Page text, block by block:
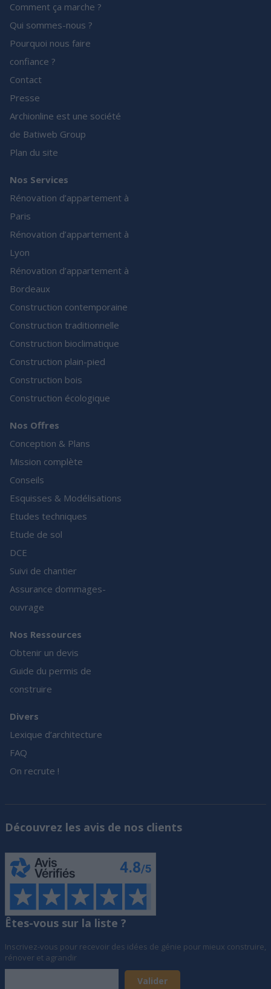
Comment ça marche ?
Qui sommes-nous ?
Pourquoi nous faire
confiance ?
Contact
Presse
Archionline est une société
de Batiweb Group
Plan du site
Nos Services
Rénovation d’appartement à
Paris
Rénovation d’appartement à
Lyon
Rénovation d’appartement à
Bordeaux
Construction contemporaine
Construction traditionnelle
Construction bioclimatique
Construction plain-pied
Construction bois
Construction écologique
Nos Offres
Conception & Plans
Mission complète
Conseils
Esquisses & Modélisations
Etudes techniques
Etude de sol
DCE
Suivi de chantier
Assurance dommages-
ouvrage
Nos Ressources
Obtenir un devis
Guide du permis de
construire
Divers
Lexique d’architecture
FAQ
On recrute !
Découvrez les avis de nos clients
Êtes-vous sur la liste ?
Inscrivez-vous pour recevoir des idées de génie pour mieux construire,
rénover et agrandir